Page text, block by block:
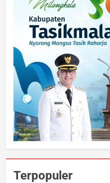
Terpopuler